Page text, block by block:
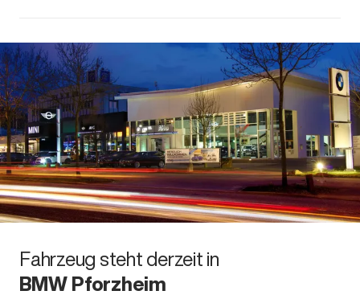
Fahrzeug steht derzeit in
BMW Pforzheim